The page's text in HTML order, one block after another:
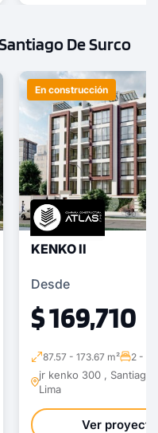
De Surco
En construcción
KENKO II
Desde
$ 169,710
87.57 - 173.67 m² 2 - 3
jr kenko 300 , Santiago
Lima
Ver proyecto